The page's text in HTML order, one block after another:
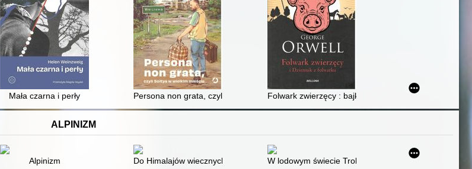
Mała czarna i perły Persona non grata, czyli Sołtys w wielkim mieście
Folwark zwierzęcy : bajka
ALPINIZM
Alpinizm Do Himalajów wiecznych śniegów skarbnicyW lodowym świecie Trolli